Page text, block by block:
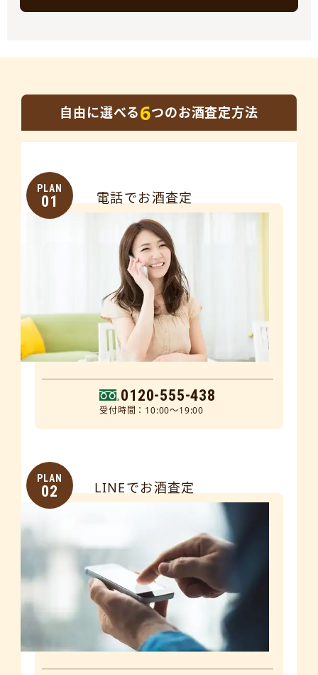
自由に選べる6つのお酒査定方法
PLAN
01 電話でお酒査定
0120-555-438
受付時間：10:00～19:00
PLAN
02 LINEでお酒査定